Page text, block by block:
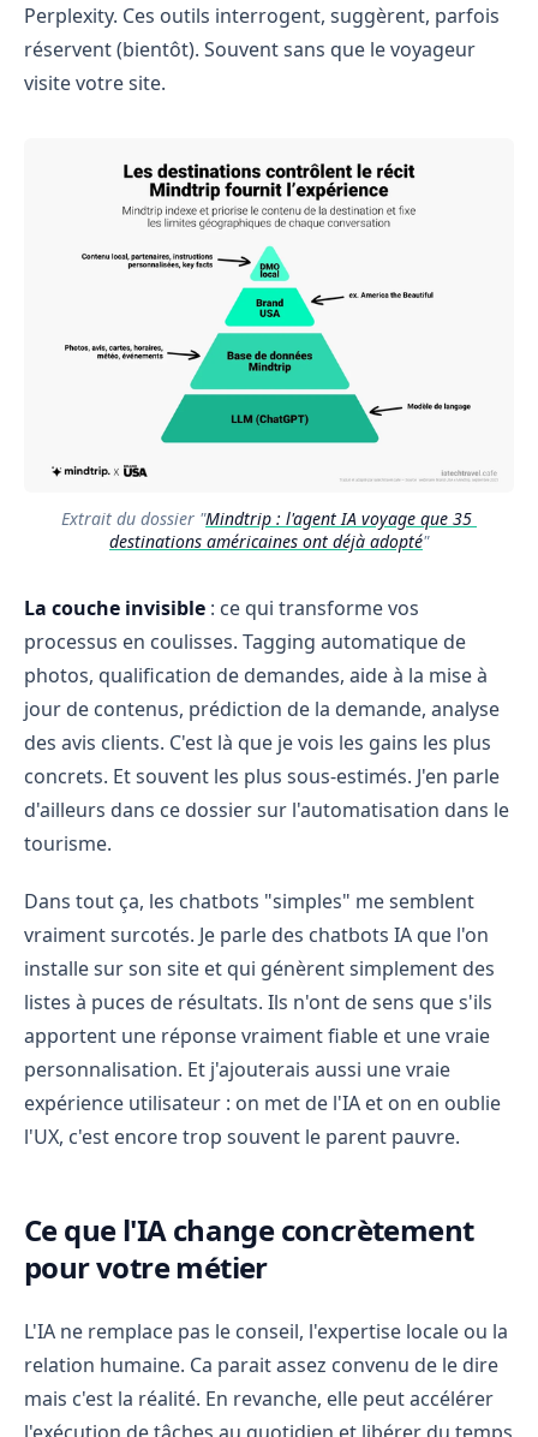
Perplexity. Ces outils interrogent, suggèrent, parfois
réservent (bientôt). Souvent sans que le voyageur
visite votre site.
Extrait du dossier "Mindtrip : l'agent IA voyage que 35
destinations américaines ont déjà adopté"
La couche invisible : ce qui transforme vos
processus en coulisses. Tagging automatique de
photos, qualification de demandes, aide à la mise à
jour de contenus, prédiction de la demande, analyse
des avis clients. C'est là que je vois les gains les plus
concrets. Et souvent les plus sous-estimés. J'en parle
d'ailleurs dans ce dossier sur l'automatisation dans le
tourisme.
Dans tout ça, les chatbots "simples" me semblent
vraiment surcotés. Je parle des chatbots IA que l'on
installe sur son site et qui génèrent simplement des
listes à puces de résultats. Ils n'ont de sens que s'ils
apportent une réponse vraiment fiable et une vraie
personnalisation. Et j'ajouterais aussi une vraie
expérience utilisateur : on met de l'IA et on en oublie
l'UX, c'est encore trop souvent le parent pauvre.
Ce que l'IA change concrètement
pour votre métier
L'IA ne remplace pas le conseil, l'expertise locale ou la
relation humaine. Ca parait assez convenu de le dire
mais c'est la réalité. En revanche, elle peut accélérer